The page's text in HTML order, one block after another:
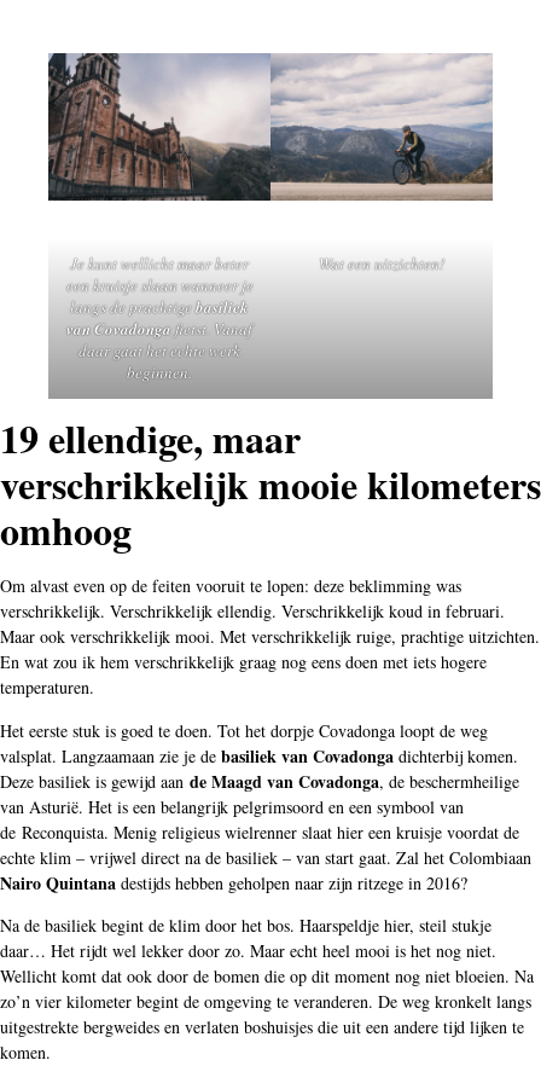
Je kunt wellicht maar beter
een kruisje slaan wanneer je
langs de prachtigebasiliek
van Covadonga fietst. Vanaf
daar gaat het echte werk
beginnen.
Wat een uitzichten!
19 ellendige, maar
verschrikkelijk mooie kilometers
omhoog
Om alvast even op de feiten vooruit te lopen: deze beklimming was
verschrikkelijk. Verschrikkelijk ellendig. Verschrikkelijk koud in februari.
Maar ook verschrikkelijk mooi. Met verschrikkelijk ruige, prachtige uitzichten.
En wat zou ik hem verschrikkelijk graag nog eens doen met iets hogere
temperaturen.
Het eerste stuk is goed te doen. Tot het dorpje Covadonga loopt de weg
valsplat. Langzaamaan zie je de basiliek van Covadonga dichterbij komen.
Deze basiliek is gewijd aan de Maagd van Covadonga, de beschermheilige
van Asturië. Het is een belangrijk pelgrimsoord en een symbool van
de Reconquista. Menig religieus wielrenner slaat hier een kruisje voordat de
echte klim – vrijwel direct na de basiliek – van start gaat. Zal het Colombiaan
Nairo Quintana destijds hebben geholpen naar zijn ritzege in 2016?
Na de basiliek begint de klim door het bos. Haarspeldje hier, steil stukje
daar… Het rijdt wel lekker door zo. Maar echt heel mooi is het nog niet.
Wellicht komt dat ook door de bomen die op dit moment nog niet bloeien. Na
zo’n vier kilometer begint de omgeving te veranderen. De weg kronkelt langs
uitgestrekte bergweides en verlaten boshuisjes die uit een andere tijd lijken te
komen.